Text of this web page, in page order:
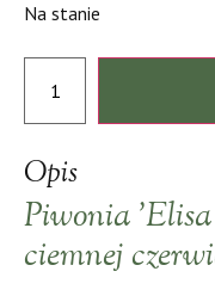
Na stanie
Opis
Piwonia
ciemnej